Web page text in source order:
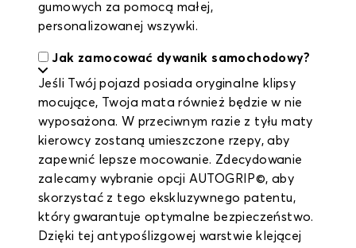
gumowych za pomocą małej,
personalizowanej wszywki.
Jak zamocować dywanik samochodowy?
Jeśli Twój pojazd posiada oryginalne klipsy
mocujące, Twoja mata również będzie w nie
wyposażona. W przeciwnym razie z tyłu maty
kierowcy zostaną umieszczone rzepy, aby
zapewnić lepsze mocowanie. Zdecydowanie
zalecamy wybranie opcji AUTOGRIP©, aby
skorzystać z tego ekskluzywnego patentu,
który gwarantuje optymalne bezpieczeństwo.
Dzięki tej antypoślizgowej warstwie klejącej